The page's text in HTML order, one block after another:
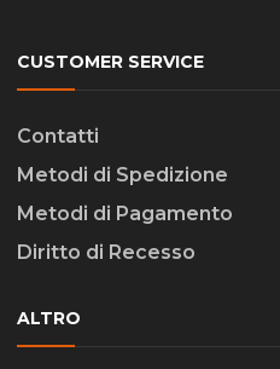
CUSTOMER SERVICE
Contatti
Metodi di Spedizione
Metodi di Pagamento
Diritto di Recesso
ALTRO